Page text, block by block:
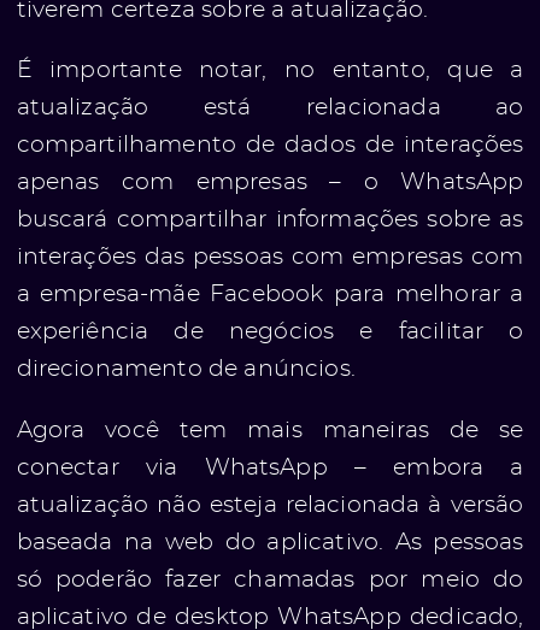
tiverem certeza sobre a atualização.
É importante notar, no entanto, que a
atualização está relacionada ao
compartilhamento de dados de interações
apenas com empresas – o WhatsApp
buscará compartilhar informações sobre as
interações das pessoas com empresas com
a empresa-mãe Facebook para melhorar a
experiência de negócios e facilitar o
direcionamento de anúncios.
Agora você tem mais maneiras de se
conectar via WhatsApp – embora a
atualização não esteja relacionada à versão
baseada na web do aplicativo. As pessoas
só poderão fazer chamadas por meio do
aplicativo de desktop WhatsApp dedicado,